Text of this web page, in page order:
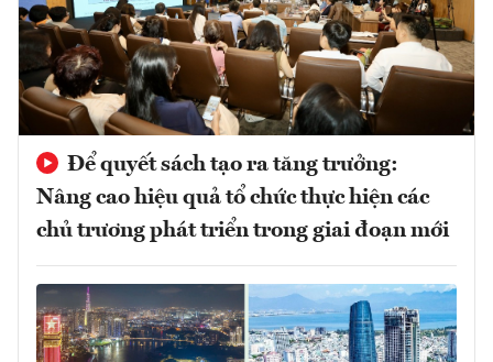
Để quyết sách tạo ra tăng trưởng:
Nâng cao hiệu quả tổ chức thực hiện các
chủ trương phát triển trong giai đoạn mới